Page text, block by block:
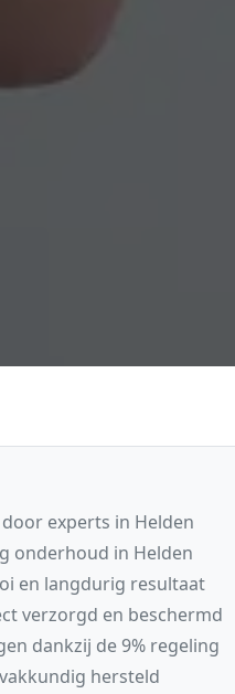
experts in Helden
onderhoud in Helden
en langdurig resultaat
verzorgd en beschermd
dankzij de 9% regeling
hersteld